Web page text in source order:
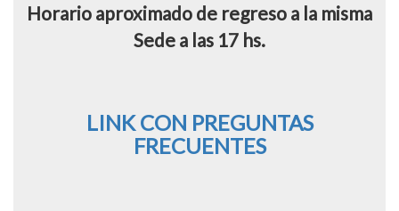
Horario aproximado de regreso a la misma
Sede a las 17 hs.
LINK CON PREGUNTAS
FRECUENTES